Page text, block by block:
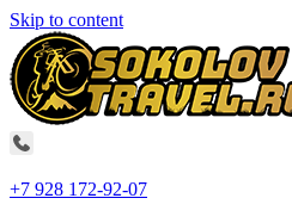
Skip to content
+7 928 172-92-07